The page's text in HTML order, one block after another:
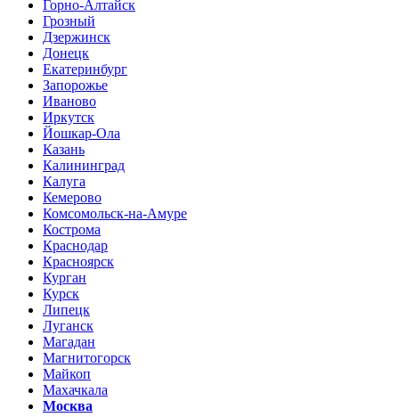
Горно-Алтайск
Грозный
Дзержинск
Донецк
Екатеринбург
Запорожье
Иваново
Иркутск
Йошкар-Ола
Казань
Калининград
Калуга
Кемерово
Комсомольск-на-Амуре
Кострома
Краснодар
Красноярск
Курган
Курск
Липецк
Луганск
Магадан
Магнитогорск
Майкоп
Махачкала
Москва